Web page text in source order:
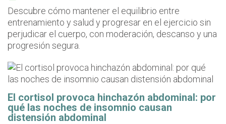
Descubre cómo mantener el equilibrio entre
entrenamiento y salud y progresar en el ejercicio sin
perjudicar el cuerpo, con moderación, descanso y una
progresión segura.
El cortisol provoca hinchazón abdominal: por
qué las noches de insomnio causan
distensión abdominal